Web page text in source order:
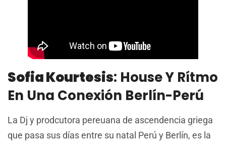
Sofia Kourtesis: House Y Rítmo
En Una Conexión Berlín-Perú
La Dj y prodcutora pereuana de ascendencia griega
que pasa sus días entre su natal Perú y Berlín, es la